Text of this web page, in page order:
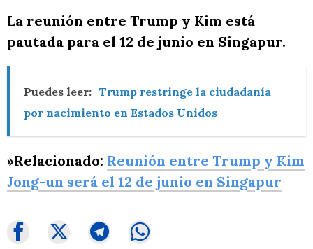
La reunión entre Trump y Kim está
pautada para el 12 de junio en Singapur.
Puedes leer: Trump restringe la ciudadanía
por nacimiento en Estados Unidos
»Relacionado: Reunión entre Trump y Kim
Jong-un será el 12 de junio en Singapur